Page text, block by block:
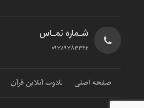
شـماره تمـاس
۰۹۳۸۹۳۸۳۳۴۲
صفحه اصلی تلاوت آنلاین قرآن